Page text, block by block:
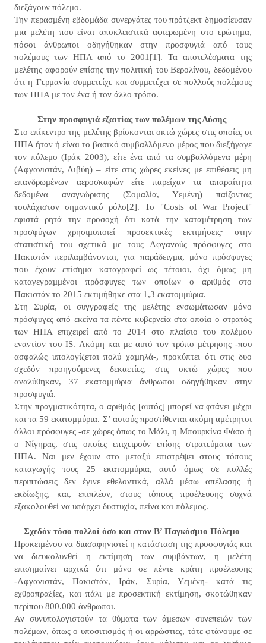
διεξάγουν πόλεμο.
Την περασμένη εβδομάδα συνεργάτες του πρότζεκτ δημοσίευσαν
μια μελέτη που είναι αποκλειστικά αφιερωμένη στο ερώτημα,
πόσοι άνθρωποι οδηγήθηκαν στην προσφυγιά από τους
πολέμους των ΗΠΑ από το 2001[1]. Τα αποτελέσματα της
μελέτης αφορούν επίσης την πολιτική του Βερολίνου, δεδομένου
ότι η Γερμανία συμμετείχε και συμμετέχει σε πολλούς πολέμους
των ΗΠΑ με τον ένα ή τον άλλο τρόπο.
Στην προσφυγιά εξαιτίας των πολέμων της Δύσης
Στο επίκεντρο της μελέτης βρίσκονται οκτώ χώρες στις οποίες οι
ΗΠΑ ήταν ή είναι το βασικό συμβαλλόμενο μέρος που διεξήγαγε
τον πόλεμο (Ιράκ 2003), είτε ένα από τα συμβαλλόμενα μέρη
(Αφγανιστάν, Λιβύη) – είτε στις χώρες εκείνες με επιθέσεις μη
επανδρωμένων αεροσκαφών είτε παρείχαν τα απαραίτητα
δεδομένα αναγνώρισης (Σομαλία, Υεμένη) παίζοντας
τουλάχιστον σημαντικό ρόλο[2]. Το "Costs of War Project"
εφιστά ρητά την προσοχή ότι κατά την καταμέτρηση των
προσφύγων χρησιμοποιεί προσεκτικές εκτιμήσεις· στην
στατιστική του σχετικά με τους Αφγανούς πρόσφυγες στο
Πακιστάν περιλαμβάνονται, για παράδειγμα, μόνο πρόσφυγες
που έχουν επίσημα καταγραφεί ως τέτοιοι, όχι όμως μη
καταγεγραμμένοι πρόσφυγες των οποίων ο αριθμός στο
Πακιστάν το 2015 εκτιμήθηκε στα 1,3 εκατομμύρια.
Στη Συρία, οι συγγραφείς της μελέτης ενσωμάτωσαν μόνο
πρόσφυγες από εκείνα τα πέντε κυβερνεία στα οποία ο στρατός
των ΗΠΑ επιχειρεί από το 2014 στο πλαίσιο του πολέμου
εναντίον του IS. Ακόμη και με αυτό τον τρόπο μέτρησης -που
ασφαλώς υπολογίζεται πολύ χαμηλά-, προκύπτει ότι στις δυο
σχεδόν προηγούμενες δεκαετίες, στις οκτώ χώρες που
αναλύθηκαν, 37 εκατομμύρια άνθρωποι οδηγήθηκαν στην
προσφυγιά.
Στην πραγματικότητα, ο αριθμός [αυτός] μπορεί να φτάνει μέχρι
και τα 59 εκατομμύρια. Σ’ αυτούς προστίθενται ακόμη αμέτρητοι
άλλοι πρόσφυγες -σε χώρες όπως το Μάλι, η Μπουρκίνα Φάσο ή
ο Νίγηρας, στις οποίες επιχειρούν επίσης στρατεύματα των
ΗΠΑ. Ναι μεν έχουν στο μεταξύ επιστρέψει στους τόπους
καταγωγής τους 25 εκατομμύρια, αυτό όμως σε πολλές
περιπτώσεις δεν έγινε εθελοντικά, αλλά μέσω απέλασης ή
εκδίωξης, και, επιπλέον, στους τόπους προέλευσης συχνά
εξακολουθεί να υπάρχει δυστυχία, πείνα και πόλεμος.
Σχεδόν τόσο πολλοί όσο και στον Β’ Παγκόσμιο Πόλεμο
Προκειμένου να διασαφηνιστεί η κατάσταση της προσφυγιάς και
να διευκολυνθεί η εκτίμηση των συμβάντων, η μελέτη
επισημαίνει αρχικά ότι μόνο σε πέντε κράτη προέλευσης
-Αφγανιστάν, Πακιστάν, Ιράκ, Συρία, Υεμένη- κατά τις
εχθροπραξίες, και πάλι με προσεκτική εκτίμηση, σκοτώθηκαν
περίπου 800.000 άνθρωποι.
Αν συνυπολογιστούν τα θύματα των άμεσων συνεπειών των
πολέμων, όπως ο υποσιτισμός ή οι αρρώστιες, τότε φτάνουμε σε